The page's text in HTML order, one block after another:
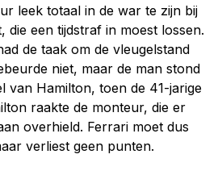
leek totaal in de war te zijn bij
die een tijdstraf in moest lossen.
de taak om de vleugelstand
niet, maar de man stond
van Hamilton, toen de 41-jarige
raakte de monteur, die er
overhield. Ferrari moet dus
verliest geen punten.